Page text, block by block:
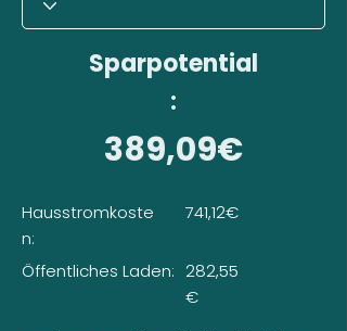
Sparpotential
:
389,09€
Hausstromkoste
n:
Öffentliches Laden:
741,12€
282,55
€